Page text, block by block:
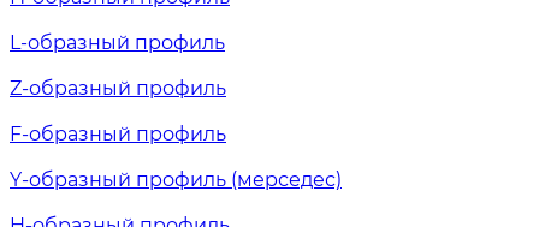
L-образный профиль
Z-образный профиль
F-образный профиль
Y-образный профиль (мерседес)